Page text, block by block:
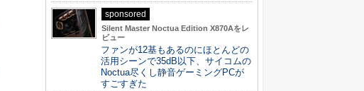
sponsored
Silent Master Noctua Edition X870Aをレ
ビュー
ファンが12基もあるのにほとんどの
活用シーンで35dB以下、サイコムの
Noctua尽くし静音ゲーミングPCが
すごすぎた